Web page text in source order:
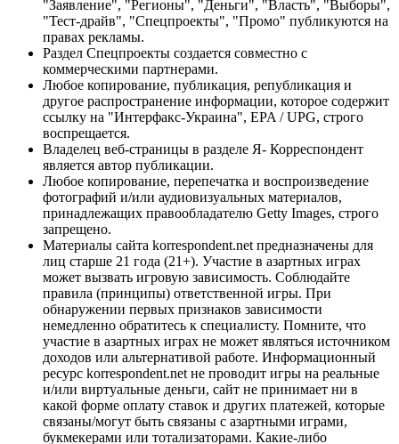
"Заявление", "Регионы", "Деньги", "Власть", "Выборы",
"Тест-драйв", "Спецпроекты", "Промо" публикуются на
правах рекламы.
Раздел Спецпроекты создается совместно с
коммерческими партнерами.
Любое копирование, публикация, републикация и
другое распространение информации, которое содержит
ссылку на "Интерфакс-Украина", EPA / UPG, строго
воспрещается.
Владелец веб-страницы в разделе Я- Корреспондент
является автор публикации.
Любое копирование, перепечатка и воспроизведение
фотографий и/или аудиовизуальных материалов,
принадлежащих правообладателю Getty Images, строго
запрещено.
Материалы сайта korrespondent.net предназначены для
лиц старше 21 года (21+). Участие в азартных играх
может вызвать игровую зависимость. Соблюдайте
правила (принципы) ответственной игры. При
обнаружении первых признаков зависимости
немедленно обратитесь к специалисту. Помните, что
участие в азартных играх не может являться источником
доходов или альтернативой работе. Информационный
ресурс korrespondent.net не проводит игры на реальные
и/или виртуальные деньги, сайт не принимает ни в
какой форме оплату ставок и других платежей, которые
связаны/могут быть связаны с азартными играми,
букмекерами или тотализаторами. Какие-либо